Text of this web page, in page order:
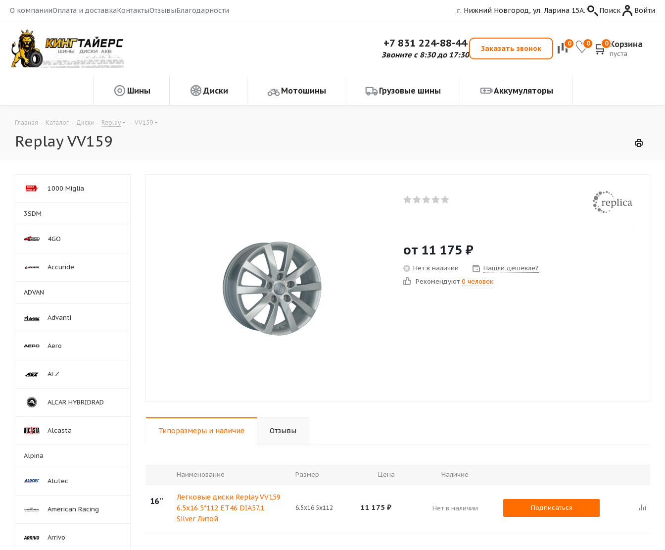
О компанииОплата и доставкаКонтактыОтзывыБлагодарности г. Нижний Новгород, ул. Ларина 15А. Поиск Войти
+7 831 224-88-44
Звоните с 8:30 до 17:30
Заказать звонок
0 0 0 Корзина
пуста
Шины Диски Мотошины Грузовые шины Аккумуляторы
Главная - Каталог - Диски - Replay - VV159
Replay VV159
от 11 175 ₽
Нет в наличии
Нашли дешевле?
Рекомендуют 0 человек
Типоразмеры и наличие Отзывы
Наименование Размер Цена Наличие
16''
Легковые диски Replay VV159
6.5x16 5*112 ET46 DIA57.1
Silver Литой
6.5x16 5x112 11 175 ₽ Нет в наличии Подписаться
1000 Miglia
3SDM
4GO
Accuride
ADVAN
Advanti
Aero
AEZ
ALCAR HYBRIDRAD
Alcasta
Alpina
Alutec
American Racing
Arrivo